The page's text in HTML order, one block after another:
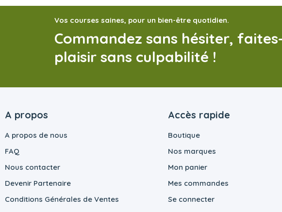
Vos courses saines, pour un bien-être quotidien.
Commandez sans hésiter,
plaisir sans culpabilité !
A propos
A propos de nous
FAQ
Nous contacter
Devenir Partenaire
Conditions Générales de Ventes
Accès rapide
Boutique
Nos marques
Mon panier
Mes commandes
Se connecter